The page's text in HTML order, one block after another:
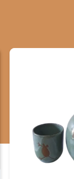
do barro que vive
de Suzina Gomes
como parte
pelo artesanato
o artesanato e
alterações
caracteriza falhas